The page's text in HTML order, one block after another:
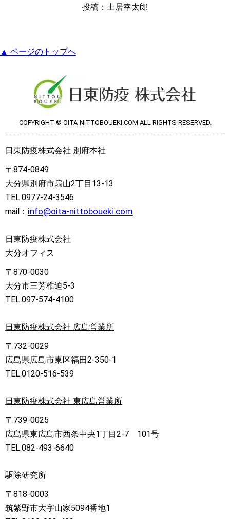
投稿：土居幸太郎
▲ ページのトップへ
COPYRIGHT © OITA-NITTOBOUEKI.COM ALL RIGHTS RESERVED.
日東防疫株式会社 別府本社
〒874-0849
大分県別府市扇山2丁目13-13
TEL:0977-24-3546
mail： info@oita-nittoboueki.com
日東防疫株式会社
大分オフィス
〒870-0030
大分市三芳椎迫5-3
TEL:097-574-4100
日東防疫株式会社 広島営業所
〒732-0029
広島県広島市東区福田2-350-1
TEL:0120-516-539
日東防疫株式会社 東広島営業所
〒739-0025
広島県東広島市西条中央1丁目2-7 101号
TEL:082-493-6640
駆除研究所
〒818-0003
筑紫野市大字山家5094番地1